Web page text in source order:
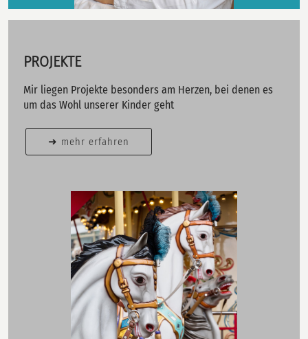
PROJEKTE
Mir liegen Projekte besonders am Herzen, bei denen es
um das Wohl unserer Kinder geht
➜ mehr erfahren